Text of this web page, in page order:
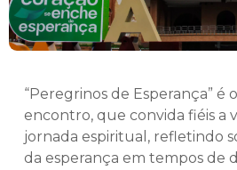
“Peregrinos de Esperança” é
encontro, que convida fiéis a
jornada espiritual, refletindo
da esperança em tempos de